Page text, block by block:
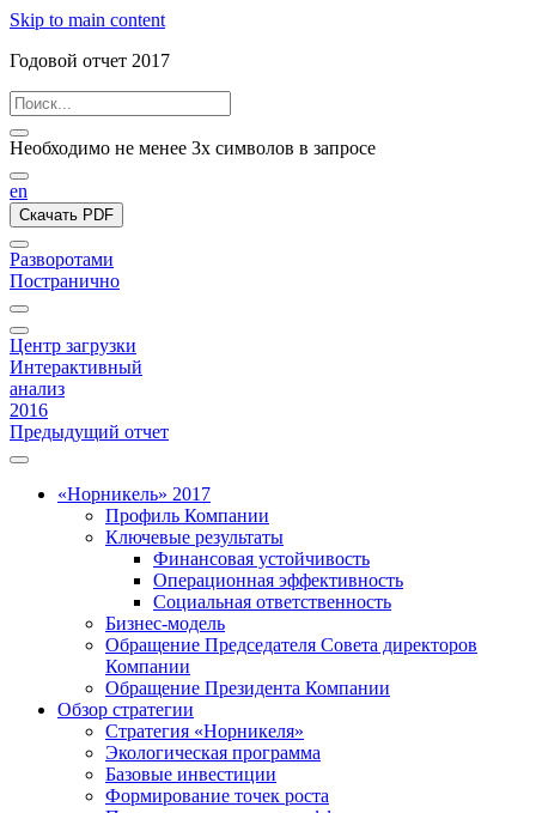
Skip to main content
Годовой отчет 2017
Необходимо не менее 3х символов в запросе
en
Скачать PDF
Разворотами
Постранично
Центр загрузки
Интерактивный
анализ
2016
Предыдущий отчет
«Норникель» 2017
Профиль Компании
Ключевые результаты
Финансовая устойчивость
Операционная эффективность
Социальная ответственность
Бизнес-модель
Обращение Председателя Совета директоров
Компании
Обращение Президента Компании
Обзор стратегии
Стратегия «Норникеля»
Экологическая программа
Базовые инвестиции
Формирование точек роста